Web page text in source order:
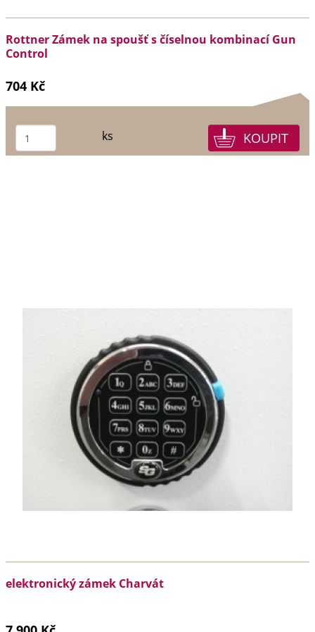
Rottner Zámek na spoušť s číselnou kombinací Gun
Control
704 Kč
ks
elektronický zámek Charvát